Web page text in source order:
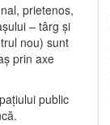
prietenos,
– târg şi
nou) sunt
prin axe
public